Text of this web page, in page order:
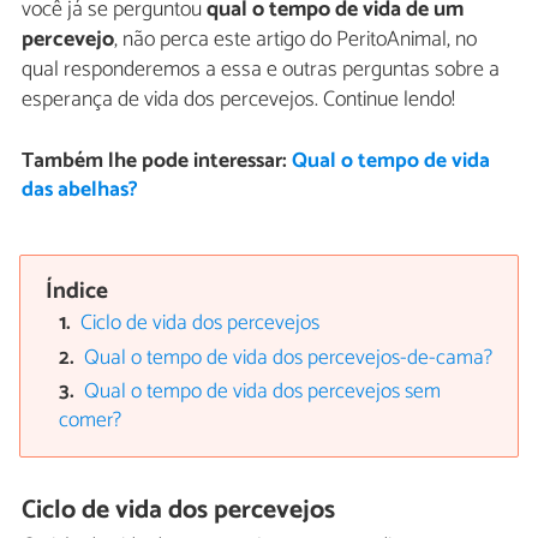
você já se perguntouqual o tempo de vida de um
percevejo, não perca este artigo do PeritoAnimal, no
qual responderemos a essa e outras perguntas sobre a
esperança de vida dos percevejos. Continue lendo!
Também lhe pode interessar:Qual o tempo de vida
das abelhas?
Índice
Ciclo de vida dos percevejos
Qual o tempo de vida dos percevejos-de-cama?
Qual o tempo de vida dos percevejos sem
comer?
Ciclo de vida dos percevejos